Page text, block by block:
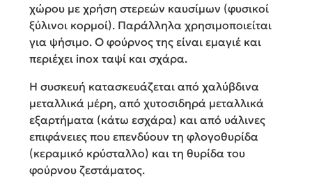
χώρου με χρήση στερεών καυσίμων (φυσικοί
ξύλινοι κορμοί). Παράλληλα χρησιμοποιείται
για ψήσιμο. Ο φούρνος της είναι εμαγιέ και
περιέχει inox ταψί και σχάρα.
Η συσκευή κατασκευάζεται από χαλύβδινα
μεταλλικά μέρη, από χυτοσιδηρά μεταλλικά
εξαρτήματα (κάτω εσχάρα) και από υάλινες
επιφάνειες που επενδύουν τη φλογοθυρίδα
(κεραμικό κρύσταλλο) και τη θυρίδα του
φούρνου ζεστάματος.